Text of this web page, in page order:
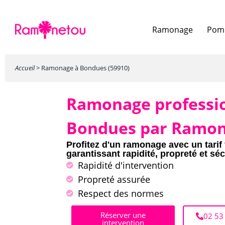
Ramonage
Accueil> Ramonage à Bondues (59910)
Ramonage
Bondues par
Profitez d'un ramonage avec un tarif
garantissant rapidité, propreté et
Rapidité d'intervention
Propreté assurée
Respect des normes
Réserver une
intervention
02